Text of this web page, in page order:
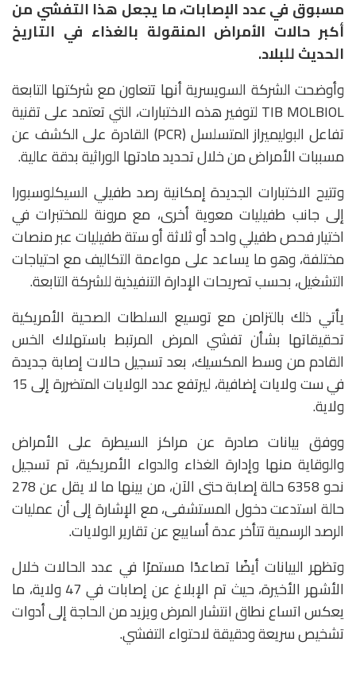
مسبوق في عدد الإصابات، ما يجعل هذا التفشي من
أكبر حالات الأمراض المنقولة بالغذاء في التاريخ
الحديث للبلاد.
وأوضحت الشركة السويسرية أنها تتعاون مع شركتها التابعة
TIB MOLBIOL لتوفير هذه الاختبارات، التي تعتمد على تقنية
تفاعل البوليميراز المتسلسل (PCR) القادرة على الكشف عن
مسببات الأمراض من خلال تحديد مادتها الوراثية بدقة عالية.
وتتيح الاختبارات الجديدة إمكانية رصد طفيلي السيكلوسبورا
إلى جانب طفيليات معوية أخرى، مع مرونة للمختبرات في
اختيار فحص طفيلي واحد أو ثلاثة أو ستة طفيليات عبر منصات
مختلفة، وهو ما يساعد على مواءمة التكاليف مع احتياجات
التشغيل، بحسب تصريحات الإدارة التنفيذية للشركة التابعة.
يأتي ذلك بالتزامن مع توسيع السلطات الصحية الأمريكية
تحقيقاتها بشأن تفشي المرض المرتبط باستهلاك الخس
القادم من وسط المكسيك، بعد تسجيل حالات إصابة جديدة
في ست ولايات إضافية، ليرتفع عدد الولايات المتضررة إلى 15
ولاية.
ووفق بيانات صادرة عن مراكز السيطرة على الأمراض
والوقاية منها وإدارة الغذاء والدواء الأمريكية، تم تسجيل
نحو 6358 حالة إصابة حتى الآن، من بينها ما لا يقل عن 278
حالة استدعت دخول المستشفى، مع الإشارة إلى أن عمليات
الرصد الرسمية تتأخر عدة أسابيع عن تقارير الولايات.
وتظهر البيانات أيضًا تصاعدًا مستمرًا في عدد الحالات خلال
الأشهر الأخيرة، حيث تم الإبلاغ عن إصابات في 47 ولاية، ما
يعكس اتساع نطاق انتشار المرض ويزيد من الحاجة إلى أدوات
تشخيص سريعة ودقيقة لاحتواء التفشي.